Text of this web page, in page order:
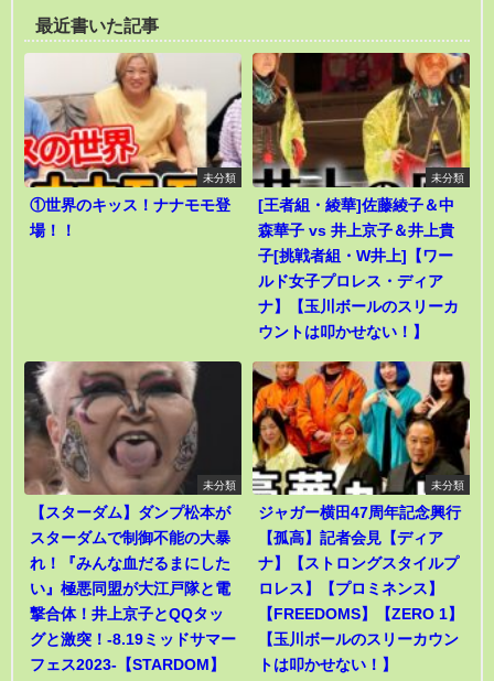
最近書いた記事
未分類
①世界のキッス！ナナモモ登
場！！
未分類
[王者組・綾華]佐藤綾子＆中
森華子 vs 井上京子＆井上貴
子[挑戦者組・W井上]【ワー
ルド女子プロレス・ディア
ナ】【玉川ボールのスリーカ
ウントは叩かせない！】
未分類
【スターダム】ダンプ松本が
スターダムで制御不能の大暴
れ！『みんな血だるまにした
い』極悪同盟が大江戸隊と電
撃合体！井上京子とQQタッ
グと激突！-8.19ミッドサマー
フェス2023-【STARDOM】
未分類
ジャガー横田47周年記念興行
【孤高】記者会見【ディア
ナ】【ストロングスタイルプ
ロレス】【プロミネンス】
【FREEDOMS】【ZERO 1】
【玉川ボールのスリーカウン
トは叩かせない！】